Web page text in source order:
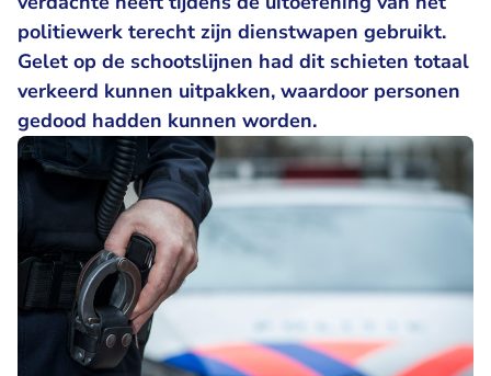
politiewerk terecht zijn dienstwapen gebruikt.
Gelet op de schootslijnen had dit schieten totaal
verkeerd kunnen uitpakken, waardoor personen
gedood hadden kunnen worden.